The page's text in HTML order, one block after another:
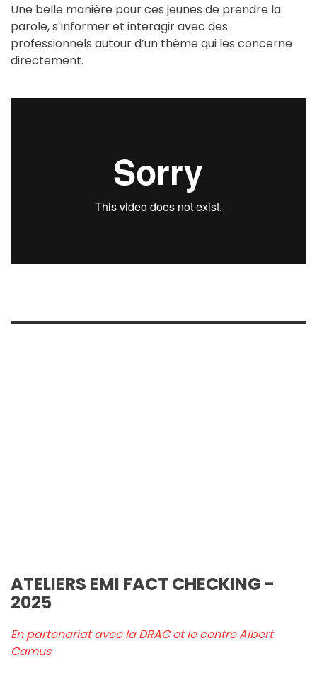
Une belle manière pour ces jeunes de prendre la
parole, s’informer et interagir avec des
professionnels autour d’un thème qui les concerne
directement.
ATELIERS EMI FACT CHECKING -
2025
En partenariat avec la DRAC et le centre Albert
Camus